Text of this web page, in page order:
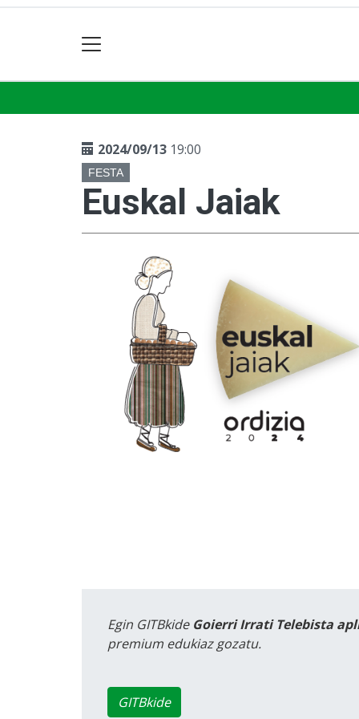
2024/09/13 19:00
FESTA
Euskal Jaiak
Egin GITBkide Goierri Irrati Telebista
premium edukiaz gozatu.
GITBkide